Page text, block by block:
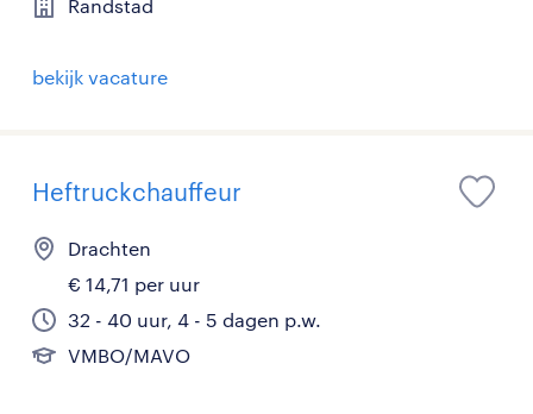
Randstad
bekijk vacature
Heftruckchauffeur
Drachten
€ 14,71 per uur
32 - 40 uur, 4 - 5 dagen p.w.
VMBO/MAVO